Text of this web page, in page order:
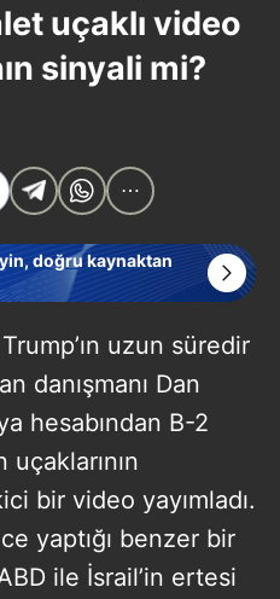
uçaklı video
sinyali mi?
doğru kaynaktan
uzun süredir
danışmanı Dan
hesabından B-2
uçaklarının
bir video yayımladı.
yaptığı benzer bir
ile İsrail’in ertesi